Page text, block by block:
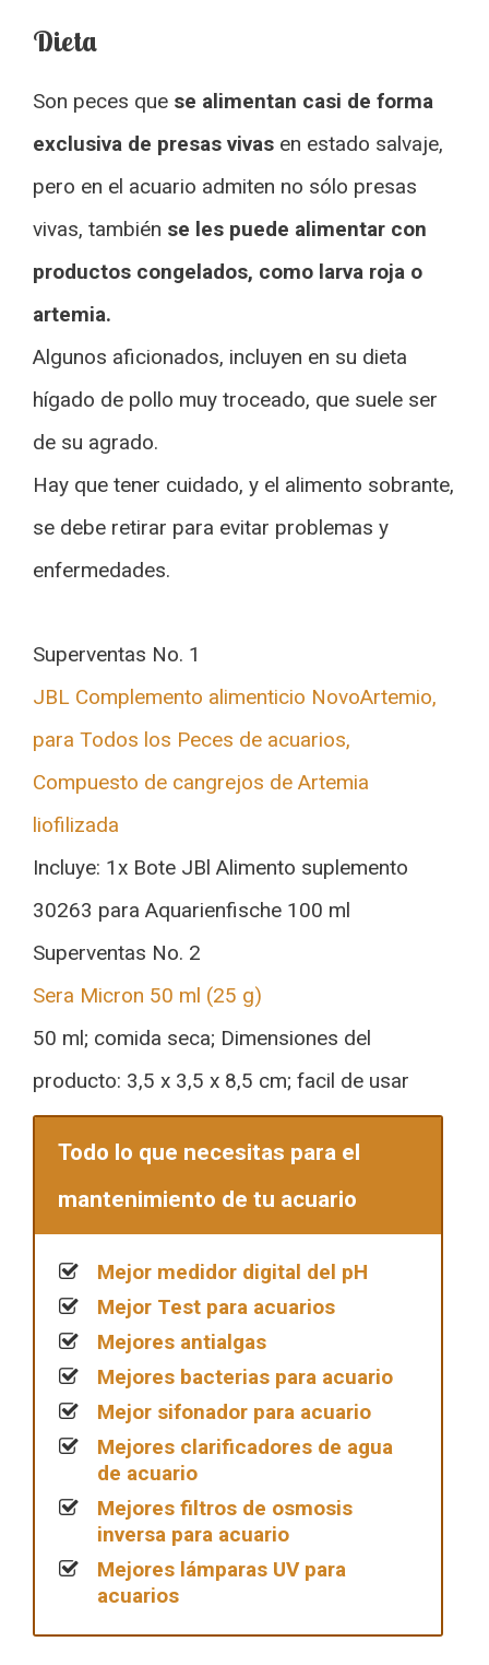
Dieta
Son peces que se alimentan casi de forma
exclusiva de presas vivas en estado salvaje,
pero en el acuario admiten no sólo presas
vivas, también se les puede alimentar con
productos congelados, como larva roja o
artemia.
Algunos aficionados, incluyen en su dieta
hígado de pollo muy troceado, que suele ser
de su agrado.
Hay que tener cuidado, y el alimento sobrante,
se debe retirar para evitar problemas y
enfermedades.
Superventas No. 1
JBL Complemento alimenticio NovoArtemio,
para Todos los Peces de acuarios,
Compuesto de cangrejos de Artemia
liofilizada
Incluye: 1x Bote JBl Alimento suplemento
30263 para Aquarienfische 100 ml
Superventas No. 2
Sera Micron 50 ml (25 g)
50 ml; comida seca; Dimensiones del
producto: 3,5 x 3,5 x 8,5 cm; facil de usar
Todo lo que necesitas para el
mantenimiento de tu acuario
Mejor medidor digital del pH
Mejor Test para acuarios
Mejores antialgas
Mejores bacterias para acuario
Mejor sifonador para acuario
Mejores clarificadores de agua
de acuario
Mejores filtros de osmosis
inversa para acuario
Mejores lámparas UV para
acuarios